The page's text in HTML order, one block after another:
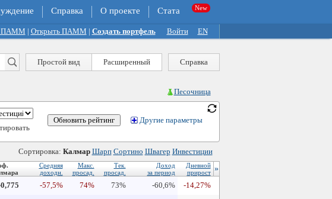
Справка О проекте Стата
ПАММ | Открыть ПАММ | Создать портфель Войти EN
Простой вид Расширенный Справка
Песочница
Другие параметры
Сортировка: Калмар Шарп Сортино Швагер Инвестиции
Средняя
доходн.
Макс.
просад.
Тек.
просад.
Доход
за период
Дневной
прирост »
-57,5% 74% 73% -60,6%
-14,27%